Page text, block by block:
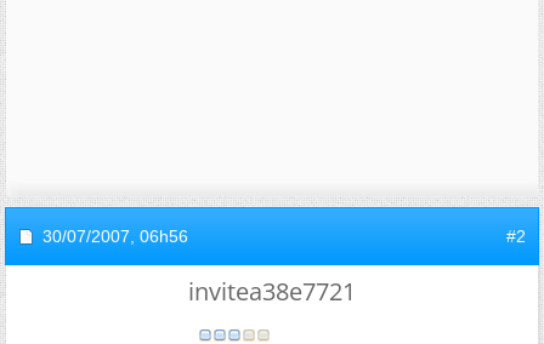
30/07/2007, 06h56 #2
invitea38e7721